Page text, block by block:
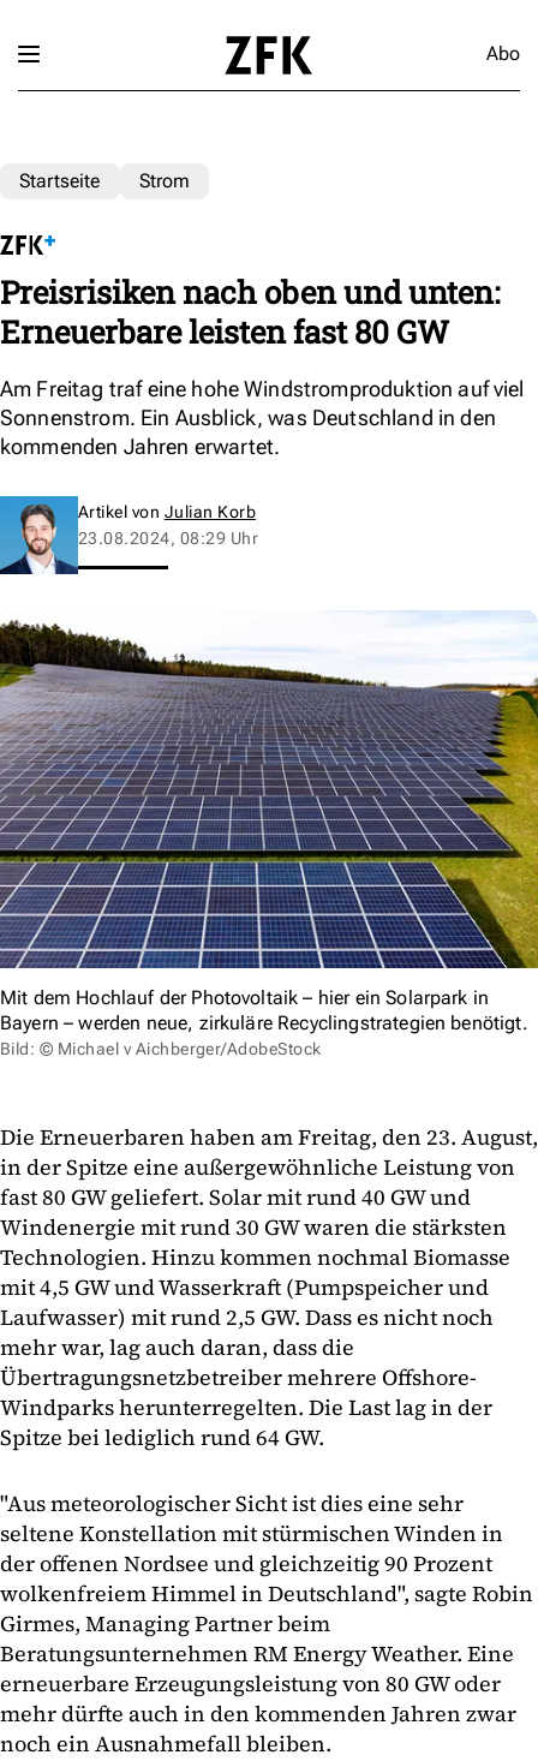
Abo
Startseite Strom
Preisrisiken nach oben und unten:
Erneuerbare leisten fast 80 GW
Am Freitag traf eine hohe Windstromproduktion auf viel
Sonnenstrom. Ein Ausblick, was Deutschland in den
kommenden Jahren erwartet.
Artikel von Julian Korb
23.08.2024, 08:29 Uhr
Mit dem Hochlauf der Photovoltaik – hier ein Solarpark in
Bayern – werden neue, zirkuläre Recyclingstrategien benötigt.
Bild: © Michael v Aichberger/AdobeStock
Die Erneuerbaren haben am Freitag, den 23. August,
in der Spitze eine außergewöhnliche Leistung von
fast 80 GW geliefert. Solar mit rund 40 GW und
Windenergie mit rund 30 GW waren die stärksten
Technologien. Hinzu kommen nochmal Biomasse
mit 4,5 GW und Wasserkraft (Pumpspeicher und
Laufwasser) mit rund 2,5 GW. Dass es nicht noch
mehr war, lag auch daran, dass die
Übertragungsnetzbetreiber mehrere Offshore-
Windparks herunterregelten. Die Last lag in der
Spitze bei lediglich rund 64 GW.
"Aus meteorologischer Sicht ist dies eine sehr
seltene Konstellation mit stürmischen Winden in
der offenen Nordsee und gleichzeitig 90 Prozent
wolkenfreiem Himmel in Deutschland", sagte Robin
Girmes, Managing Partner beim
Beratungsunternehmen RM Energy Weather. Eine
erneuerbare Erzeugungsleistung von 80 GW oder
mehr dürfte auch in den kommenden Jahren zwar
noch ein Ausnahmefall bleiben.